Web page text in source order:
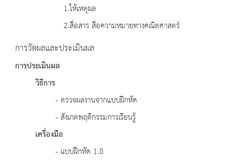
1.ให้เหตุผล
2.สื่อสาร สื่อความหมายทางคณิตศาสตร์
การวัดผลและประเมินผล
การประเมินผล
วิธีการ
- ตรวจผลงานจากแบบฝึกหัด
- สังเกตพฤติกรรมการเรียนรู้
เครื่องมือ
- แบบฝึกหัด 1.8